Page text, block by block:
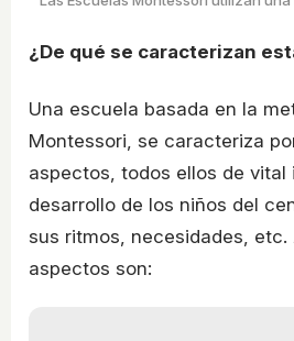
¿De qué se caracterizan
Una escuela basada en la
Montessori, se caracteriza
aspectos, todos ellos de vital
desarrollo de los niños del
sus ritmos, necesidades, etc.
aspectos son: